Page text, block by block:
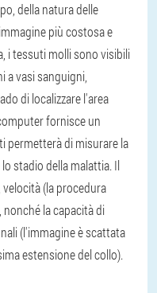
della natura delle
più costosa e
i tessuti molli sono visibili
a vasi sanguigni,
di localizzare l'area
fornisce un
permetterà di misurare la
stadio della malattia. Il
(la procedura
la capacità di
(l'immagine è scattata
estensione del collo).